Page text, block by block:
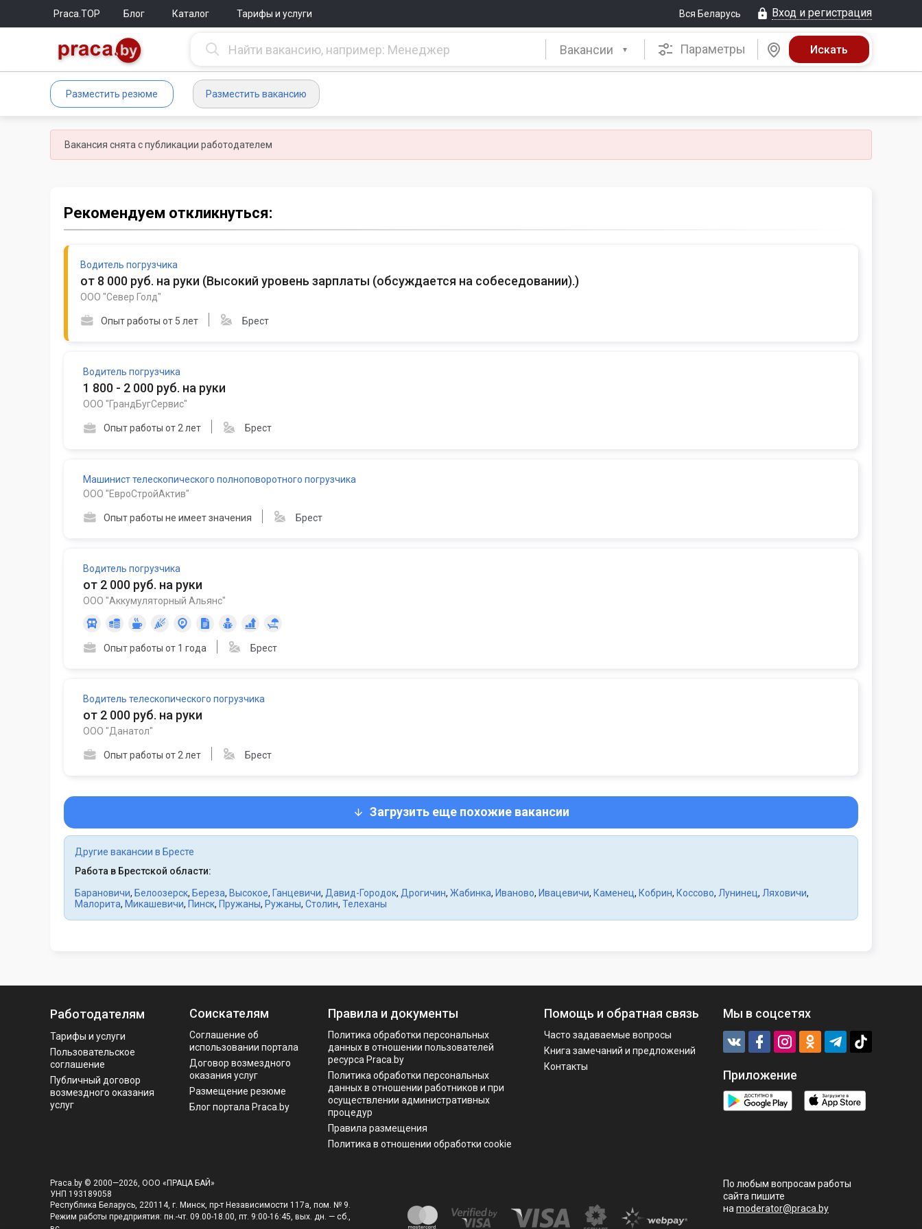
Praca.TOP Блог Каталог Тарифы и услуги Вся Беларусь Вход и регистрация
Вакансии Параметры
Разместить резюме Разместить вакансию
Вакансия снята с публикации работодателем
Рекомендуем откликнуться:
Водитель погрузчика
от 8 000 руб. на руки (Высокий уровень зарплаты (обсуждается на собеседовании).)
ООО "Север Голд"
Опыт работы от 5 лет Брест
Водитель погрузчика
1 800 - 2 000 руб. на руки
ООО "ГрандБугСервис"
Опыт работы от 2 лет Брест
Машинист телескопического полноповоротного погрузчика
ООО "ЕвроСтройАктив"
Опыт работы не имеет значения Брест
Водитель погрузчика
от 2 000 руб. на руки
ООО "Аккумуляторный Альянс"
Опыт работы от 1 года Брест
Водитель телескопического погрузчика
от 2 000 руб. на руки
ООО "Данатол"
Опыт работы от 2 лет Брест
Загрузить еще похожие вакансии
Другие вакансии в Бресте
Работа в Брестской области:
Барановичи, Белоозерск, Береза, Высокое, Ганцевичи, Давид-Городок, Дрогичин, Жабинка, Иваново, Ивацевичи, Каменец, Кобрин, Коссово, Лунинец, Ляховичи,
Малорита, Микашевичи, Пинск, Пружаны, Ружаны, Столин, Телеханы
Работодателям
Тарифы и услуги
Пользовательское
соглашение
Публичный договор
возмездного оказания
услуг
Соискателям
Соглашение об
использовании портала
Договор возмездного
оказания услуг
Размещение резюме
Блог портала Praca.by
Правила и документы
Политика обработки персональных
данных в отношении пользователей
ресурса Praca.by
Политикa обработки персональных
данных в отношении работников и при
осуществлении административных
процедур
Правила размещения
Политика в отношении обработки cookie
Помощь и обратная связь
Часто задаваемые вопросы
Книга замечаний и предложений
Контакты
Мы в соцсетях
Приложение
Praca.by © 2000—2026, ООО «ПРАЦА БАЙ»
УНП 193189058
Республика Беларусь, 220114, г. Минск, пр-т Независимости 117а, пом. № 9.
Режим работы предприятия: пн.-чт. 09.00-18.00, пт. 9:00-16:45, вых. дн. — сб.,
По любым вопросам работы
сайта пишите
на moderator@praca.by